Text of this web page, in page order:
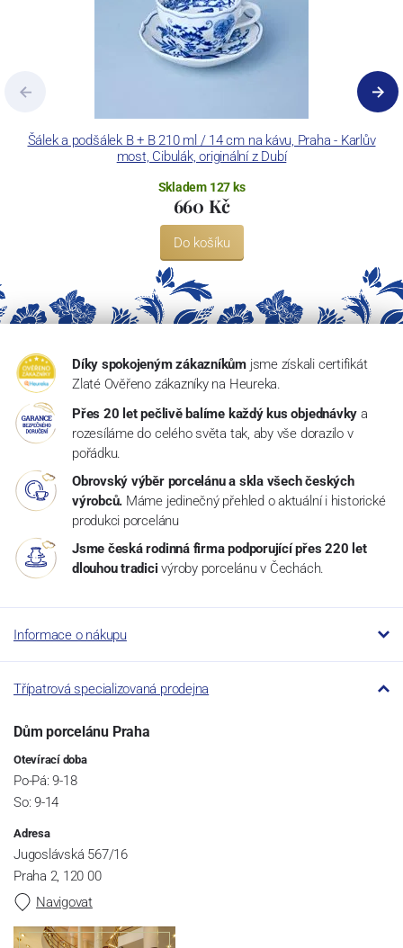
Šálek a podšálek B + B 210 ml / 14 cm na kávu, Praha - Karlův
most, Cibulák, originální z Dubí
Skladem 127 ks
660 Kč
Do košíku
Díky spokojeným zákazníkům jsme získali certifikát
Zlaté Ověřeno zákazníky na Heureka.
Přes 20 let pečlivě balíme každý kus objednávky a
rozesíláme do celého světa tak, aby vše dorazilo v
pořádku.
Obrovský výběr porcelánu a skla všech českých
výrobců. Máme jedinečný přehled o aktuální i historické
produkci porcelánu
Jsme česká rodinná firma podporující přes 220 let
dlouhou tradici výroby porcelánu v Čechách.
Informace o nákupu
Třípatrová specializovaná prodejna
Dům porcelánu Praha
Otevírací doba
Po-Pá: 9-18
So: 9-14
Adresa
Jugoslávská 567/16
Praha 2, 120 00
Navigovat